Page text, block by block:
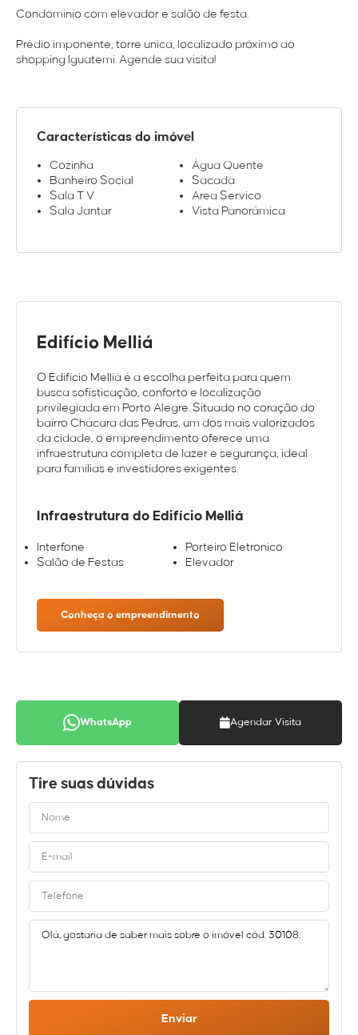
Condomínio com elevador e salão de festa.
Prédio imponente, torre unica, localizado próximo ao
shopping Iguatemi. Agende sua visita!
Características do imóvel
Cozinha
Banheiro Social
Sala T V
Sala Jantar
Água Quente
Sacada
Area Servico
Vista Panorâmica
Edifício Melliá
O Edifício Melliá é a escolha perfeita para quem
busca sofisticação, conforto e localização
privilegiada em Porto Alegre. Situado no coração do
bairro Chácara das Pedras, um dos mais valorizados
da cidade, o empreendimento oferece uma
infraestrutura completa de lazer e segurança, ideal
para famílias e investidores exigentes.
Infraestrutura do Edifício Melliá
Interfone
Salão de Festas
Porteiro Eletronico
Elevador
Conheça o empreendimento
WhatsApp Agendar Visita
Tire suas dúvidas
Enviar